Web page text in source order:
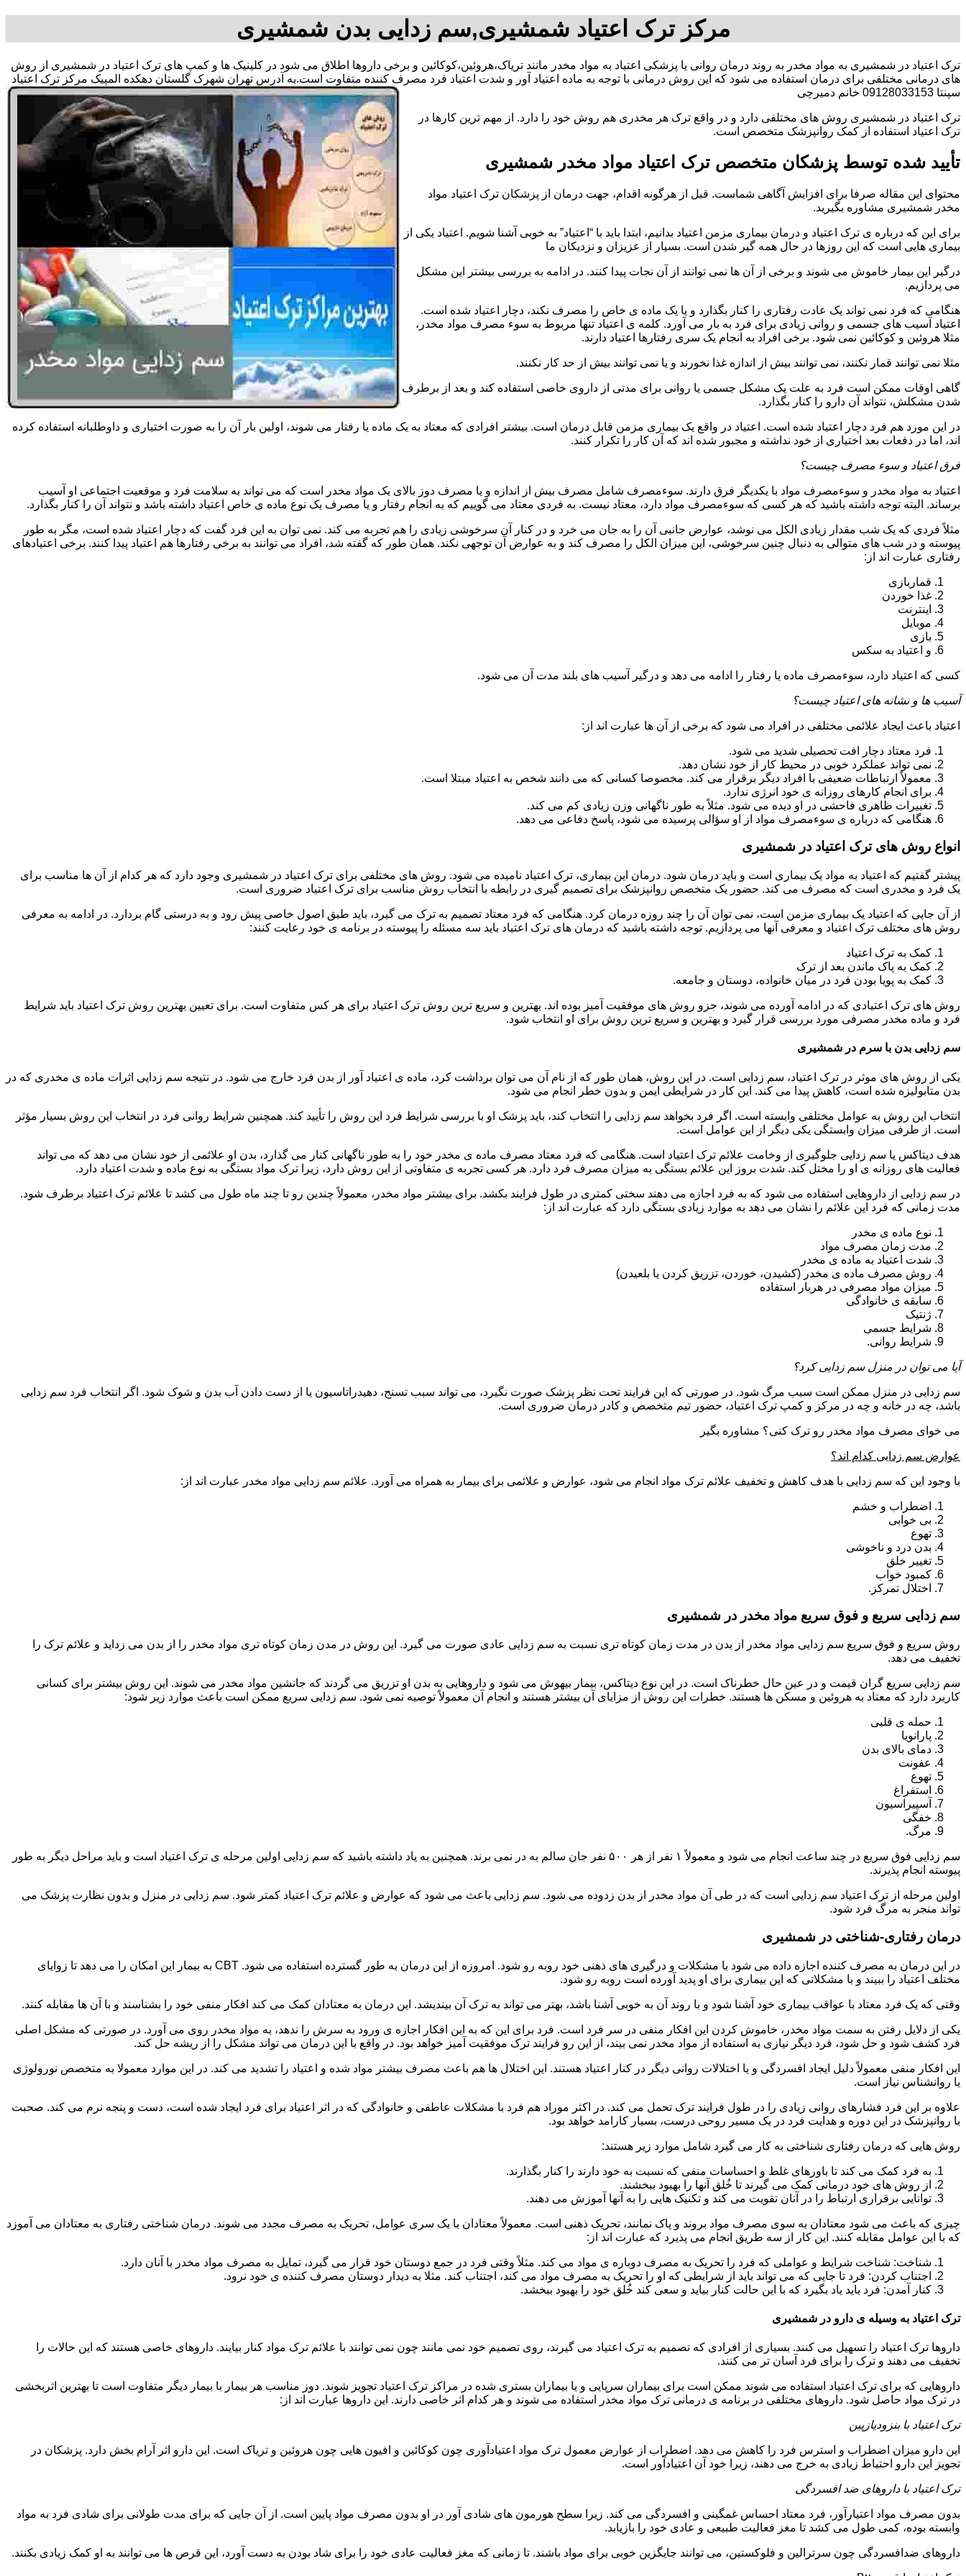
مرکز ترک اعتیاد شمشیری,سم زدایی بدن شمشیری
ترک اعتیاد در شمشیری به مواد مخدر به روند درمان روانی یا پزشکی اعتیاد به مواد مخدر مانند تریاک،هروئین،کوکائین و برخی داروها اطلاق می شود در کلینیک ها و کمپ های ترک اعتیاد در شمشیری از روش
های درمانی مختلفی برای درمان استفاده می شود که این روش درمانی با توجه به ماده اعتیاد آور و شدت اعتیاد فرد مصرف کننده متفاوت است.به آدرس تهران شهرک گلستان دهکده المپیک مرکز ترک اعتیاد
سپنتا 09128033153 خانم دمیرچی
ترک اعتیاد در شمشیری روش های مختلفی دارد و در واقع ترک هر مخدری هم روش خود را دارد. از مهم ترین کارها در
ترک اعتیاد استفاده از کمک روانپزشک متخصص است.
تأیید شده توسط پزشکان متخصص ترک اعتیاد مواد مخدر شمشیری
محتوای این مقاله صرفا برای افزایش آگاهی شماست. قبل از هرگونه اقدام، جهت درمان از پزشکان ترک اعتیاد مواد
مخدر شمشیری مشاوره بگیرید.
برای این که درباره ی ترک اعتیاد و درمان بیماری مزمن اعتیاد بدانیم، ابتدا باید با “اعتیاد” به خوبی آشنا شویم. اعتیاد یکی از
بیماری هایی است که این روزها در حال همه گیر شدن است. بسیار از عزیزان و نزدیکان ما
درگیر این بیمار خاموش می شوند و برخی از آن ها نمی توانند از آن نجات پیدا کنند. در ادامه به بررسی بیشتر این مشکل
می پردازیم.
هنگامی که فرد نمی تواند یک عادت رفتاری را کنار بگذارد و یا یک ماده ی خاص را مصرف نکند، دچار اعتیاد شده است.
اعتیاد آسیب های جسمی و روانی زیادی برای فرد به بار می آورد. کلمه ی اعتیاد تنها مربوط به سوء مصرف مواد مخدر،
مثلا هروئین و کوکائین نمی شود. برخی افراد به انجام یک سری رفتارها اعتیاد دارند.
مثلا نمی توانند قمار نکنند، نمی توانند بیش از اندازه غذا نخورند و یا نمی توانند بیش از حد کار نکنند.
گاهی اوقات ممکن است فرد به علت یک مشکل جسمی یا روانی برای مدتی از داروی خاصی استفاده کند و بعد از برطرف
شدن مشکلش، نتواند آن دارو را کنار بگذارد.
در این مورد هم فرد دچار اعتیاد شده است. اعتیاد در واقع یک بیماری مزمن قابل درمان است. بیشتر افرادی که معتاد به یک ماده یا رفتار می شوند، اولین بار آن را به صورت اختیاری و داوطلبانه استفاده کرده
اند، اما در دفعات بعد اختیاری از خود نداشته و مجبور شده اند که آن کار را تکرار کنند.
فرق اعتیاد و سوء مصرف چیست؟
اعتیاد به مواد مخدر و سوءمصرف مواد با یکدیگر فرق دارند. سوءمصرف شامل مصرف بیش از اندازه و یا مصرف دوز بالای یک مواد مخدر است که می تواند به سلامت فرد و موقعیت اجتماعی او آسیب
برساند. البته توجه داشته باشید که هر کسی که سوءمصرف مواد دارد، معتاد نیست. به فردی معتاد می گوییم که به انجام رفتار و یا مصرف یک نوع ماده ی خاص اعتیاد داشته باشد و نتواند آن را کنار بگذارد.
مثلاً فردی که یک شب مقدار زیادی الکل می نوشد، عوارض جانبی آن را به جان می خرد و در کنار آن سرخوشی زیادی را هم تجربه می کند. نمی توان به این فرد گفت که دچار اعتیاد شده است، مگر به طور
پیوسته و در شب های متوالی به دنبال چنین سرخوشی، این میزان الکل را مصرف کند و به عوارض آن توجهی نکند. همان طور که گفته شد، افراد می توانند به برخی رفتارها هم اعتیاد پیدا کنند. برخی اعتیادهای
رفتاری عبارت اند از:
قماربازی
غذا خوردن
اینترنت
موبایل
بازی
و اعتیاد به سکس
کسی که اعتیاد دارد، سوءمصرف ماده یا رفتار را ادامه می دهد و درگیر آسیب های بلند مدت آن می شود.
آسیب ها و نشانه های اعتیاد چیست؟
اعتیاد باعث ایجاد علائمی مختلفی در افراد می شود که برخی از آن ها عبارت اند از:
فرد معتاد دچار افت تحصیلی شدید می شود.
نمی تواند عملکرد خوبی در محیط کار از خود نشان دهد.
معمولاً ارتباطات ضعیفی با افراد دیگر برقرار می کند. مخصوصا کسانی که می دانند شخص به اعتیاد مبتلا است.
برای انجام کارهای روزانه ی خود انرژی ندارد.
تغییرات ظاهری فاحشی در او دیده می شود. مثلاً به طور ناگهانی وزن زیادی کم می کند.
هنگامی که درباره ی سوءمصرف مواد از او سؤالی پرسیده می شود، پاسخ دفاعی می دهد.
انواع روش های ترک اعتیاد در شمشیری
پیشتر گفتیم که اعتیاد به مواد یک بیماری است و باید درمان شود. درمان این بیماری، ترک اعتیاد نامیده می شود. روش های مختلفی برای ترک اعتیاد در شمشیری وجود دارد که هر کدام از آن ها مناسب برای
یک فرد و مخدری است که مصرف می کند. حضور یک متخصص روانپزشک برای تصمیم گیری در رابطه با انتخاب روش مناسب برای ترک اعتیاد ضروری است.
از آن جایی که اعتیاد یک بیماری مزمن است، نمی توان آن را چند روزه درمان کرد. هنگامی که فرد معتاد تصمیم به ترک می گیرد، باید طبق اصول خاصی پیش رود و به درستی گام بردارد. در ادامه به معرفی
روش های مختلف ترک اعتیاد و معرفی آنها می پردازیم. توجه داشته باشید که درمان های ترک اعتیاد باید سه مسئله را پیوسته در برنامه ی خود رعایت کنند:
کمک به ترک اعتیاد
کمک به پاک ماندن بعد از ترک
کمک به پویا بودن فرد در میان خانواده، دوستان و جامعه.
روش های ترک اعتیادی که در ادامه آورده می شوند، جزو روش های موفقیت آمیز بوده اند. بهترین و سریع ترین روش ترک اعتیاد برای هر کس متفاوت است. برای تعیین بهترین روش ترک اعتیاد باید شرایط
فرد و ماده مخدر مصرفی مورد بررسی قرار گیرد و بهترین و سریع ترین روش برای او انتخاب شود.
سم زدایی بدن با سرم در شمشیری
یکی از روش های موثر در ترک اعتیاد، سم زدایی است. در این روش، همان طور که از نام آن می توان برداشت کرد، ماده ی اعتیاد آور از بدن فرد خارج می شود. در نتیجه سم زدایی اثرات ماده ی مخدری که در
بدن متابولیزه شده است، کاهش پیدا می کند. این کار در شرایطی ایمن و بدون خطر انجام می شود.
انتخاب این روش به عوامل مختلفی وابسته است. اگر فرد بخواهد سم زدایی را انتخاب کند، باید پزشک او با بررسی شرایط فرد این روش را تأیید کند. همچنین شرایط روانی فرد در انتخاب این روش بسیار مؤثر
است. از طرفی میزان وابستگی یکی دیگر از این عوامل است.
هدف دیتاکس یا سم زدایی جلوگیری از وخامت علائم ترک اعتیاد است. هنگامی که فرد معتاد مصرف ماده ی مخدر خود را به طور ناگهانی کنار می گذارد، بدن او علائمی از خود نشان می دهد که می تواند
فعالیت های روزانه ی او را مختل کند. شدت بروز این علائم بستگی به میزان مصرف فرد دارد. هر کسی تجربه ی متفاوتی از این روش دارد، زیرا ترک مواد بستگی به نوع ماده و شدت اعتیاد دارد.
در سم زدایی از داروهایی استفاده می شود که به فرد اجازه می دهند سختی کمتری در طول فرایند بکشد. برای بیشتر مواد مخدر، معمولاً چندین رو تا چند ماه طول می کشد تا علائم ترک اعتیاد برطرف شود.
مدت زمانی که فرد این علائم را نشان می دهد به موارد زیادی بستگی دارد که عبارت اند از:
نوع ماده ی مخدر
مدت زمان مصرف مواد
شدت اعتیاد به ماده ی مخدر
روش مصرف ماده ی مخدر (کشیدن، خوردن، تزریق کردن یا بلعیدن)
میزان مواد مصرفی در هربار استفاده
سابقه ی خانوادگی
ژنتیک
شرایط جسمی
شرایط روانی.
آیا می توان در منزل سم زدایی کرد؟
سم زدایی در منزل ممکن است سبب مرگ شود. در صورتی که این فرایند تحت نظر پزشک صورت نگیرد، می تواند سبب تسنج، دهیدراتاسیون یا از دست دادن آب بدن و شوک شود. اگر انتخاب فرد سم زدایی
باشد، چه در خانه و چه در مرکز و کمپ ترک اعتیاد، حضور تیم متخصص و کادر درمان ضروری است.
می خوای مصرف مواد مخدر رو ترک کنی؟ مشاوره بگیر
عوارض سم زدایی کدام اند؟
با وجود این که سم زدایی با هدف کاهش و تخفیف علائم ترک مواد انجام می شود، عوارض و علائمی برای بیمار به همراه می آورد. علائم سم زدایی مواد مخدر عبارت اند از:
اضطراب و خشم
بی خوابی
تهوع
بدن درد و ناخوشی
تغییر خلق
کمبود خواب
اختلال تمرکز.
سم زدایی سریع و فوق سریع مواد مخدر در شمشیری
روش سریع و فوق سریع سم زدایی مواد مخدر از بدن در مدت زمان کوتاه تری نسبت به سم زدایی عادی صورت می گیرد. این روش در مدن زمان کوتاه تری مواد مخدر را از بدن می زداید و علائم ترک را
تخفیف می دهد.
سم زدایی سریع گران قیمت و در عین حال خطرناک است. در این نوع دیتاکس، بیمار بیهوش می شود و داروهایی به بدن او تزریق می گردند که جانشین مواد مخدر می شوند. این روش بیشتر برای کسانی
کاربرد دارد که معتاد به هروئین و مسکن ها هستند. خطرات این روش از مزایای آن بیشتر هستند و انجام آن معمولاً توصیه نمی شود. سم زدایی سریع ممکن است باعث موارد زیر شود:
حمله ی قلبی
پارانویا
دمای بالای بدن
عفونت
تهوع
استفراغ
آسپیراسیون
خفگی
مرگ.
سم زدایی فوق سریع در چند ساعت انجام می شود و معمولاً ۱ نفر از هر ۵۰۰ نفر جان سالم به در نمی برند. همچنین به یاد داشته باشید که سم زدایی اولین مرحله ی ترک اعتیاد است و باید مراحل دیگر به طور
پیوسته انجام پذیرند.
اولین مرحله از ترک اعتیاد سم زدایی است که در طی آن مواد مخدر از بدن زدوده می شود. سم زدایی باعث می شود که عوارض و علائم ترک اعتیاد کمتر شود. سم زدایی در منزل و بدون نظارت پزشک می
تواند منجر به مرگ فرد شود.
درمان رفتاری-شناختی در شمشیری
در این درمان به مصرف کننده اجازه داده می شود با مشکلات و درگیری های ذهنی خود روبه رو شود. امروزه از این درمان به طور گسترده استفاده می شود. CBT به بیمار این امکان را می دهد تا زوایای
مختلف اعتیاد را ببیند و با مشکلاتی که این بیماری برای او پدید آورده است روبه رو شود.
وقتی که یک فرد معتاد با عواقب بیماری خود آشنا شود و با روند آن به خوبی آشنا باشد، بهتر می تواند به ترک آن بیندیشد. این درمان به معتادان کمک می کند افکار منفی خود را بشناسند و با آن ها مقابله کنند.
یکی از دلایل رفتن به سمت مواد مخدر، خاموش کردن این افکار منفی در سر فرد است. فرد برای این که به این افکار اجازه ی ورود به سرش را ندهد، به مواد مخدر روی می آورد. در صورتی که مشکل اصلی
فرد کشف شود و حل شود، فرد دیگر نیازی به استفاده از مواد مخدر نمی بیند، از این رو فرایند ترک موفقیت آمیز خواهد بود. در واقع با این درمان می تواند مشکل را از ریشه حل کند.
این افکار منفی معمولاً دلیل ایجاد افسردگی و یا اختلالات روانی دیگر در کنار اعتیاد هستند. این اختلال ها هم باعث مصرف بیشتر مواد شده و اعتیاد را تشدید می کند. در این موارد معمولا به متخصص نورولوژی
یا روانشناس نیاز است.
علاوه بر این فرد فشارهای روانی زیادی را در طول فرایند ترک تحمل می کند. در اکثر موراد هم فرد با مشکلات عاطفی و خانوادگی که در اثر اعتیاد برای فرد ایجاد شده است، دست و پنجه نرم می کند. صحبت
با روانپزشک در این دوره و هدایت فرد در یک مسیر روحی درست، بسیار کارامد خواهد بود.
روش هایی که درمان رفتاری شناختی به کار می گیرد شامل موارد زیر هستند:
به فرد کمک می کند تا باورهای غلط و احساسات منفی که نسبت به خود دارند را کنار بگذارند.
از روش های خود درمانی کمک می گیرند تا خُلق آنها را بهبود ببخشند.
توانایی برقراری ارتباط را در آنان تقویت می کند و تکنیک هایی را به آنها آموزش می دهند.
چیزی که باعث می شود معتادان به سوی مصرف مواد بروند و پاک نمانند، تحریک ذهنی است. معمولاً معتادان با یک سری عوامل، تحریک به مصرف مجدد می شوند. درمان شناختی رفتاری به معتادان می آموزد
که با این عوامل مقابله کنند. این کار از سه طریق انجام می پذیرد که عبارت اند از:
شناخت: شناخت شرایط و عواملی که فرد را تحریک به مصرف دوباره ی مواد می کند. مثلاً وقتی فرد در جمع دوستان خود قرار می گیرد، تمایل به مصرف مواد مخدر با آنان دارد.
اجتناب کردن: فرد تا جایی که می تواند باید از شرایطی که او را تحریک به مصرف مواد می کند، اجتناب کند. مثلا به دیدار دوستان مصرف کننده ی خود نرود.
کنار آمدن: فرد باید یاد بگیرد که با این حالت کنار بیاید و سعی کند خُلق خود را بهبود ببخشد.
ترک اعتیاد به وسیله ی دارو در شمشیری
داروها ترک اعتیاد را تسهیل می کنند. بسیاری از افرادی که تصمیم به ترک اعتیاد می گیرند، روی تصمیم خود نمی مانند چون نمی توانند با علائم ترک مواد کنار بیایند. داروهای خاصی هستند که این حالات را
تخفیف می دهند و ترک را برای فرد آسان تر می کنند.
داروهایی که برای ترک اعتیاد استفاده می شوند ممکن است برای بیماران سرپایی و یا بیماران بستری شده در مراکز ترک اعتیاد تجویز شوند. دوز مناسب هر بیمار با بیمار دیگر متفاوت است تا بهترین اثربخشی
در ترک مواد حاصل شود. داروهای مختلفی در برنامه ی درمانی ترک مواد مخدر استفاده می شوند و هر کدام اثر خاصی دارند. این داروها عبارت اند از:
ترک اعتیاد با بنزودیازپین
این دارو میزان اضطراب و استرس فرد را کاهش می دهد. اضطراب از عوارض معمول ترک مواد اعتیادآوری چون کوکائین و افیون هایی چون هروئین و تریاک است. این دارو اثر آرام بخش دارد. پزشکان در
تجویز این دارو احتیاط زیادی به خرج می دهند، زیرا خود آن اعتیادآور است.
ترک اعتیاد با داروهای ضد افسردگی
بدون مصرف مواد اعتیارآور، فرد معتاد احساس غمگینی و افسردگی می کند. زیرا سطح هورمون های شادی آور در او بدون مصرف مواد پایین است. از آن جایی که برای مدت طولانی برای شادی فرد به مواد
وابسته بوده، کمی طول می کشد تا مغز فعالیت طبیعی و عادی خود را بازیابد.
داروهای ضدافسردگی چون سرترالین و فلوکستین، می توانند جایگزین خوبی برای مواد باشند. تا زمانی که مغز فعالیت عادی خود را برای شاد بودن به دست آورد، این قرص ها می توانند به او کمک زیادی بکنند.